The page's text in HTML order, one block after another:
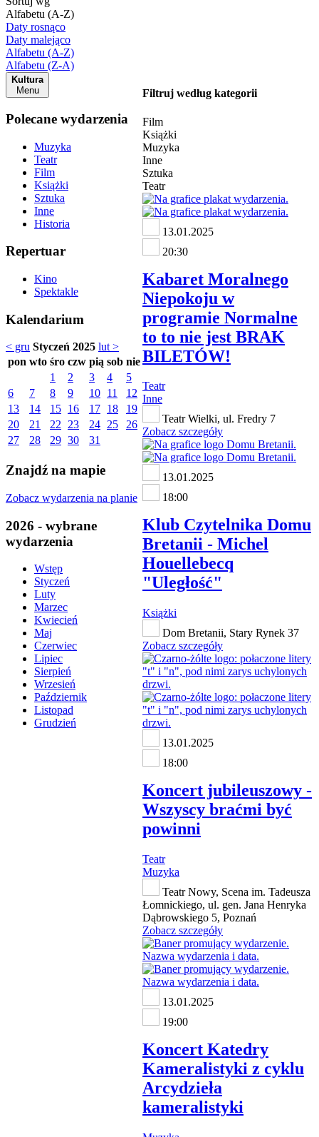
Alfabetu (A-Z)
Daty rosnąco
Daty malejąco
Alfabetu (A-Z)
Alfabetu (Z-A)
Kultura
Menu
Polecane wydarzenia
Muzyka
Teatr
Film
Książki
Sztuka
Inne
Historia
Repertuar
Kino
Spektakle
Kalendarium
< gru Styczeń 2025 lut >
pon wto śro czw pią sob nie
1
2 3 4
5
6
7 8 9 10 11
12
13
14 15 16 17 18
19
20
21 22 23 24 25
26
27
28 29 30 31
Znajdź na mapie
Zobacz wydarzenia na planie
2026 - wybrane
wydarzenia
Wstęp
Styczeń
Luty
Marzec
Kwiecień
Maj
Czerwiec
Lipiec
Sierpień
Wrzesień
Październik
Listopad
Grudzień
Filtruj według kategorii
Film
Książki
Muzyka
Inne
Sztuka
Teatr
13.01.2025
20:30
Kabaret Moralnego
Niepokoju w
programie Normalne
to to nie jest BRAK
BILETÓW!
Teatr
Inne
Teatr Wielki, ul. Fredry 7
Zobacz szczegóły
13.01.2025
18:00
Klub Czytelnika Domu
Bretanii - Michel
Houellebecq
"Uległość"
Książki
Dom Bretanii, Stary Rynek 37
Zobacz szczegóły
13.01.2025
18:00
Koncert jubileuszowy -
Wszyscy braćmi być
powinni
Teatr
Muzyka
Teatr Nowy, Scena im. Tadeusza
Łomnickiego, ul. gen. Jana Henryka
Dąbrowskiego 5, Poznań
Zobacz szczegóły
13.01.2025
19:00
Koncert Katedry
Kameralistyki z cyklu
Arcydzieła
kameralistyki